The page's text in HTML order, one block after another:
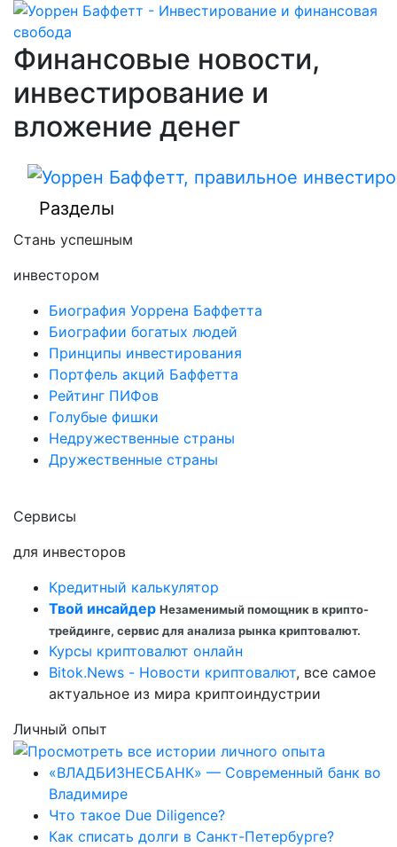
Финансовые новости,
инвестирование и
вложение денег
Разделы
Стань успешным
инвестором
Биография Уоррена Баффетта
Биографии богатых людей
Принципы инвестирования
Портфель акций Баффетта
Рейтинг ПИФов
Голубые фишки
Недружественные страны
Дружественные страны
Сервисы
для инвесторов
Кредитный калькулятор
Твой инсайдер Незаменимый помощник в крипто-
трейдинге, сервис для анализа рынка криптовалют.
Курсы криптовалют онлайн
Bitok.News - Новости криптовалют, все самое
актуальное из мира криптоиндустрии
Личный опыт
«ВЛАДБИЗНЕСБАНК» — Современный банк во
Владимире
Что такое Due Diligence?
Как списать долги в Санкт-Петербурге?